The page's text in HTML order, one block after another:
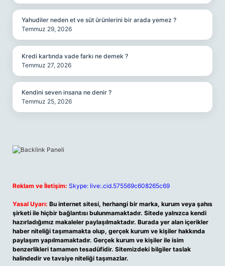
Yahudiler neden et ve süt ürünlerini bir arada yemez ?
Temmuz 29, 2026
Kredi kartında vade farkı ne demek ?
Temmuz 27, 2026
Kendini seven insana ne denir ?
Temmuz 25, 2026
Reklam ve İletişim: Skype: live:.cid.575569c608265c69
Yasal Uyarı: Bu internet sitesi, herhangi bir marka, kurum veya şahıs
şirketi ile hiçbir bağlantısı bulunmamaktadır. Sitede yalnızca kendi
hazırladığımız makaleler paylaşılmaktadır. Burada yer alan içerikler
haber niteliği taşımamakta olup, gerçek kurum ve kişiler hakkında
paylaşım yapılmamaktadır. Gerçek kurum ve kişiler ile isim
benzerlikleri tamamen tesadüfidir. Sitemizdeki bilgiler taslak
halindedir ve tavsiye niteliği taşımazlar.